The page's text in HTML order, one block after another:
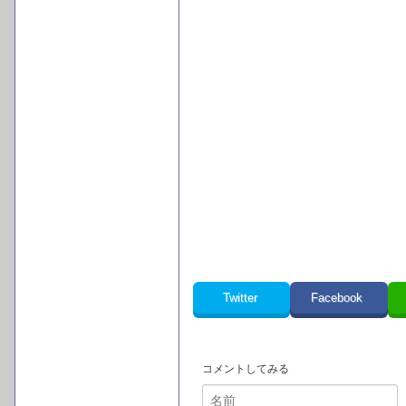
Twitter Facebook
コメントしてみる